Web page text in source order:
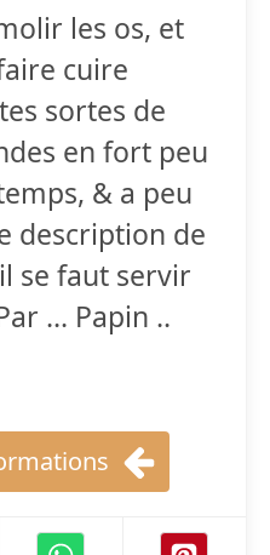
les os, et
cuire
sortes de
en fort peu
& a peu
description de
se faut servir
... Papin ..